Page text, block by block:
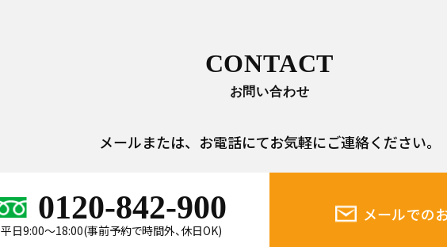
CONTACT
お問い合わせ
メールまたは、 お電話にてお気軽にご連絡ください。
0120-842-900
平日9:00～18:00(事前予約で時間外、休日OK)
メールでの